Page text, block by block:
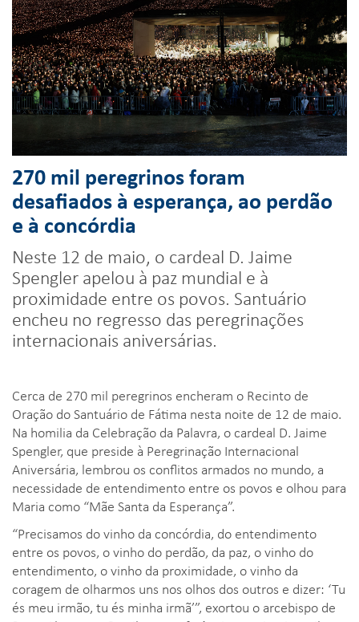
270 mil peregrinos foram
desafiados à esperança, ao perdão
e à concórdia
Neste 12 de maio, o cardeal D. Jaime
Spengler apelou à paz mundial e à
proximidade entre os povos. Santuário
encheu no regresso das peregrinações
internacionais aniversárias.
Cerca de 270 mil peregrinos encheram o Recinto de
Oração do Santuário de Fátima nesta noite de 12 de maio.
Na homilia da Celebração da Palavra, o cardeal D. Jaime
Spengler, que preside à Peregrinação Internacional
Aniversária, lembrou os conflitos armados no mundo, a
necessidade de entendimento entre os povos e olhou para
Maria como “Mãe Santa da Esperança”.
“Precisamos do vinho da concórdia, do entendimento
entre os povos, o vinho do perdão, da paz, o vinho do
entendimento, o vinho da proximidade, o vinho da
coragem de olharmos uns nos olhos dos outros e dizer: ‘Tu
és meu irmão, tu és minha irmã’”, exortou o arcebispo de